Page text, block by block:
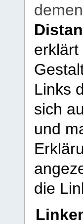
erklärt
Links
sich
und
die